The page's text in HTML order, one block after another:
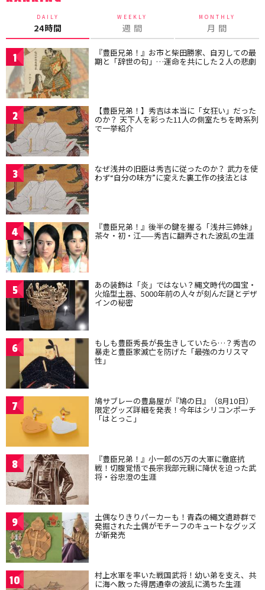
DAILY
24時間
WEEKLY
週 間
MONTHLY
月 間
1 『豊臣兄弟！』お市と柴田勝家、自刃しての最
期と「辞世の句」…運命を共にした２人の悲劇
2 【豊臣兄弟！】秀吉は本当に「女狂い」だった
のか？ 天下人を彩った11人の側室たちを時系列
で一挙紹介
3 なぜ浅井の旧臣は秀吉に従ったのか？ 武力を使
わず“自分の味方”に変えた裏工作の技法とは
4 『豊臣兄弟！』後半の鍵を握る「浅井三姉妹」
茶々・初・江——秀吉に翻弄された波乱の生涯
5 あの装飾は「炎」ではない？縄文時代の国宝・
火焔型土器、5000年前の人々が刻んだ謎とデザ
インの秘密
6 もしも豊臣秀長が長生きしていたら…？秀吉の
暴走と豊臣家滅亡を防げた「最強のカリスマ
性」
7 鳩サブレーの豊島屋が『鳩の日』（8月10日）
限定グッズ詳細を発表！今年はシリコンポーチ
「はとっこ」
8 『豊臣兄弟！』小一郎の5万の大軍に徹底抗
戦！切腹覚悟で長宗我部元親に降伏を迫った武
将・谷忠澄の生涯
9 土偶なりきりパーカーも！青森の縄文遺跡群で
発掘された土偶がモチーフのキュートなグッズ
が新発売
10 村上水軍を率いた戦国武将！幼い弟を支え、共
に海へ散った得居通幸の波乱に満ちた生涯